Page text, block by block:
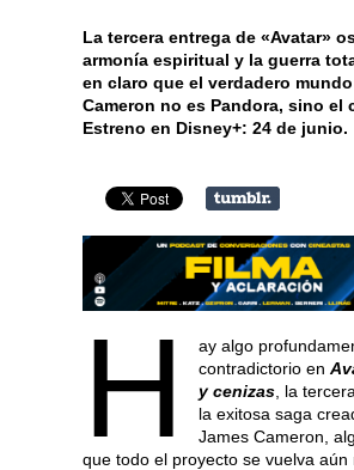
La tercera entrega de «Avatar»
armonía espiritual y la guerra
en claro que el verdadero
Cameron no es Pandora, sino el
Estreno en Disney+: 24 de junio.
H
ay algo
contradictorio en
y cenizas, la
la exitosa saga
James Cameron,
que todo el proyecto se vuelva aún